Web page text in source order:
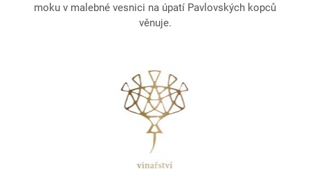
moku v malebné vesnici na úpatí Pavlovských kopců
věnuje.